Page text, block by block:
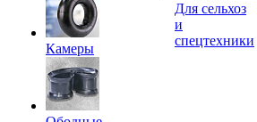
Камеры
Для сельхоз
и
спецтехники